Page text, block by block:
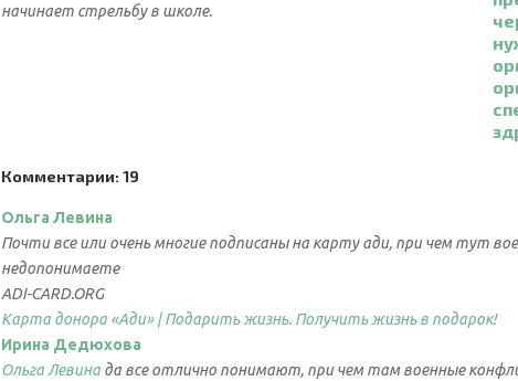
начинает стрельбу в школе.
Комментарии: 19
Ольга Левина
Почти все или очень многие подписаны на карту ади, при чем тут
недопонимаете
ADI-CARD.ORG
Карта донора «Ади» | Подарить жизнь. Получить жизнь в подарок!
Ирина Дедюхова
Ольга Левина да все отлично понимают, при чем там военные